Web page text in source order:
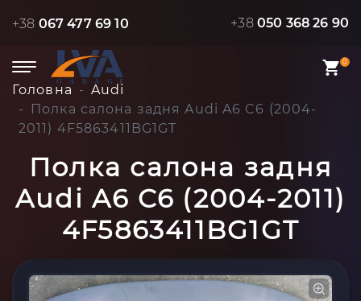
+38 067 477 69 10 +38 050 368 26 90
0
Головна
Audi
Полка салона задня Audi A6 C6 (2004-
2011) 4F5863411BG1GT
Полка салона задня
Audi A6 C6 (2004-2011)
4F5863411BG1GT